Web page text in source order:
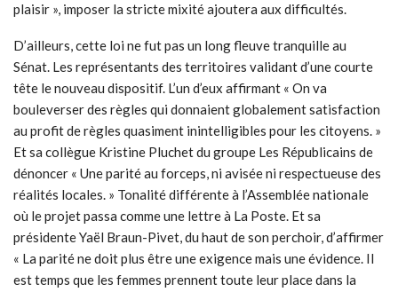
plaisir », imposer la stricte mixité ajoutera aux difficultés.
D’ailleurs, cette loi ne fut pas un long fleuve tranquille au
Sénat. Les représentants des territoires validant d’une courte
tête le nouveau dispositif. L’un d’eux affirmant « On va
bouleverser des règles qui donnaient globalement satisfaction
au profit de règles quasiment inintelligibles pour les citoyens. »
Et sa collègue Kristine Pluchet du groupe Les Républicains de
dénoncer « Une parité au forceps, ni avisée ni respectueuse des
réalités locales. » Tonalité différente à l’Assemblée nationale
où le projet passa comme une lettre à La Poste. Et sa
présidente Yaël Braun-Pivet, du haut de son perchoir, d’affirmer
« La parité ne doit plus être une exigence mais une évidence. Il
est temps que les femmes prennent toute leur place dans la